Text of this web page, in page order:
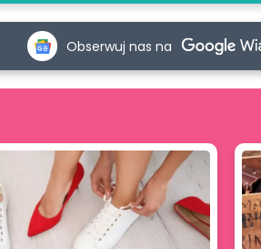
Obserwuj nas na